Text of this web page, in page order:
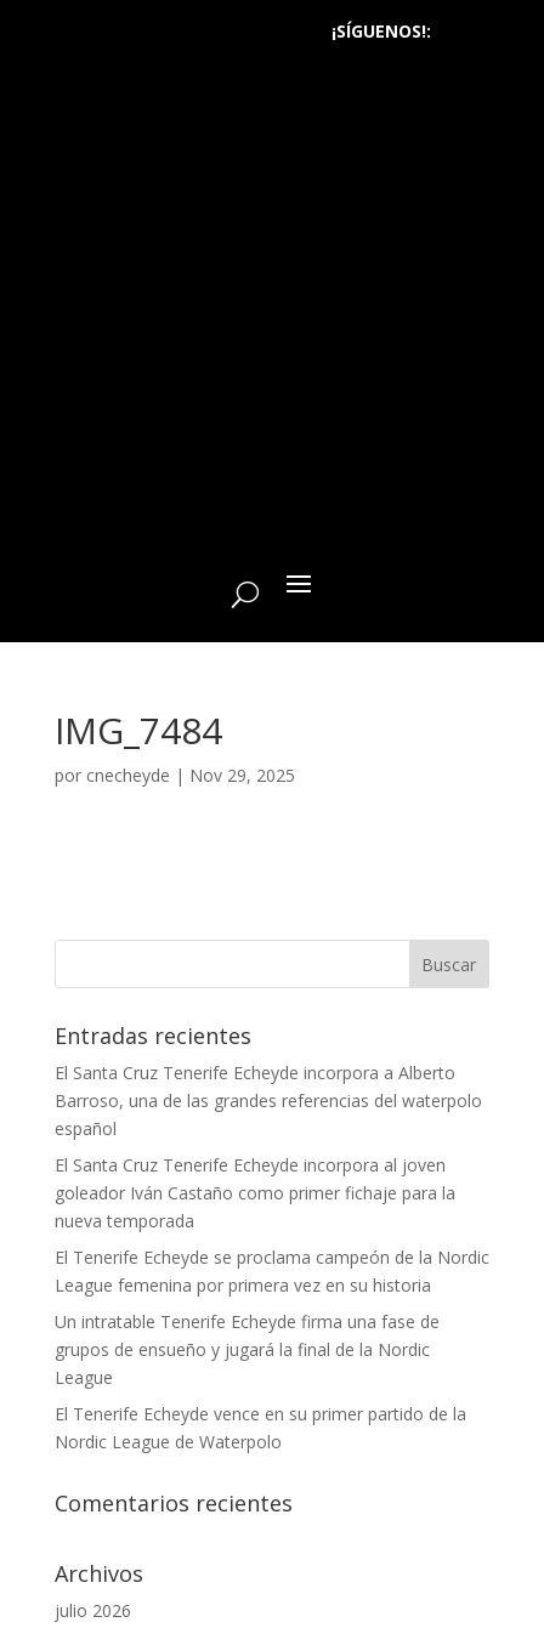
¡SÍGUENOS!:
IMG_7484
por cnecheyde | Nov 29, 2025
Entradas recientes
El Santa Cruz Tenerife Echeyde incorpora a Alberto
Barroso, una de las grandes referencias del waterpolo
español
El Santa Cruz Tenerife Echeyde incorpora al joven
goleador Iván Castaño como primer fichaje para la
nueva temporada
El Tenerife Echeyde se proclama campeón de la Nordic
League femenina por primera vez en su historia
Un intratable Tenerife Echeyde firma una fase de
grupos de ensueño y jugará la final de la Nordic
League
El Tenerife Echeyde vence en su primer partido de la
Nordic League de Waterpolo
Comentarios recientes
Archivos
julio 2026